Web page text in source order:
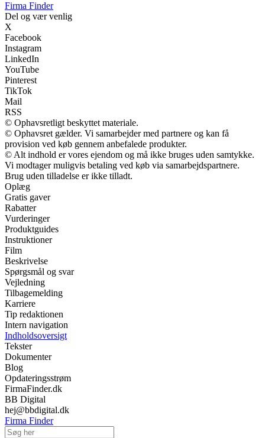
Firma Finder
Del og vær venlig
X
Facebook
Instagram
LinkedIn
YouTube
Pinterest
TikTok
Mail
RSS
© Ophavsretligt beskyttet materiale.
© Ophavsret gælder. Vi samarbejder med partnere og kan få
provision ved køb gennem anbefalede produkter.
© Alt indhold er vores ejendom og må ikke bruges uden samtykke.
Vi modtager muligvis betaling ved køb via samarbejdspartnere.
Brug uden tilladelse er ikke tilladt.
Oplæg
Gratis gaver
Rabatter
Vurderinger
Produktguides
Instruktioner
Film
Beskrivelse
Spørgsmål og svar
Vejledning
Tilbagemelding
Karriere
Tip redaktionen
Intern navigation
Indholdsoversigt
Tekster
Dokumenter
Blog
Opdateringsstrøm
FirmaFinder.dk
BB Digital
hej@bbdigital.dk
Firma Finder